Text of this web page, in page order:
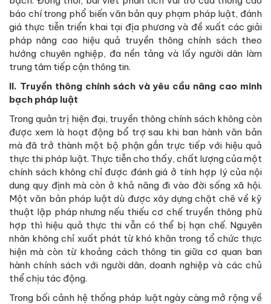
báo chí trong phổ biến văn bản quy phạm pháp luật, đánh
giá thực tiễn triển khai tại địa phương và đề xuất các giải
pháp nâng cao hiệu quả truyền thông chính sách theo
hướng chuyên nghiệp, đa nền tảng và lấy người dân làm
trung tâm tiếp cận thông tin.
II. Truyền thông chính sách và yêu cầu nâng cao minh
bạch pháp luật
Trong quản trị hiện đại, truyền thông chính sách không còn
được xem là hoạt động bổ trợ sau khi ban hành văn bản
mà đã trở thành một bộ phận gắn trực tiếp với hiệu quả
thực thi pháp luật. Thực tiễn cho thấy, chất lượng của một
chính sách không chỉ được đánh giá ở tính hợp lý của nội
dung quy định mà còn ở khả năng đi vào đời sống xã hội.
Một văn bản pháp luật dù được xây dựng chặt chẽ về kỹ
thuật lập pháp nhưng nếu thiếu cơ chế truyền thông phù
hợp thì hiệu quả thực thi vẫn có thể bị hạn chế. Nguyên
nhân không chỉ xuất phát từ khó khăn trong tổ chức thực
hiện mà còn từ khoảng cách thông tin giữa cơ quan ban
hành chính sách với người dân, doanh nghiệp và các chủ
thể chịu tác động.
Trong bối cảnh hệ thống pháp luật ngày càng mở rộng về